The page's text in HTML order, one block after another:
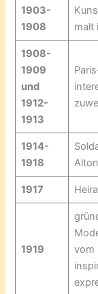
1903-
1908
malt
1908-
1909
und
1912-
1913
1914-
1918
1917
1919
vom